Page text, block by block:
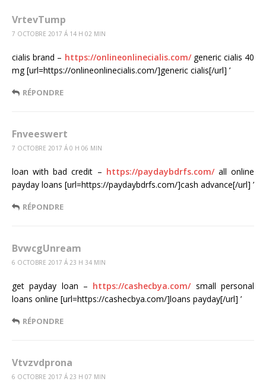
VrtevTump
7 OCTOBRE 2017 Á 14 H 02 MIN
cialis brand – https://onlineonlinecialis.com/generic cialis 40
mg [url=https://onlineonlinecialis.com/]generic cialis[/url] ’
RÉPONDRE
Fnveeswert
7 OCTOBRE 2017 Á 0 H 06 MIN
loan with bad credit – https://paydaybdrfs.com/all online
payday loans [url=https://paydaybdrfs.com/]cash advance[/url] ’
RÉPONDRE
BvwcgUnream
6 OCTOBRE 2017 Á 23 H 34 MIN
get payday loan – https://cashecbya.com/small personal
loans online [url=https://cashecbya.com/]loans payday[/url] ’
RÉPONDRE
Vtvzvdprona
6 OCTOBRE 2017 Á 23 H 07 MIN